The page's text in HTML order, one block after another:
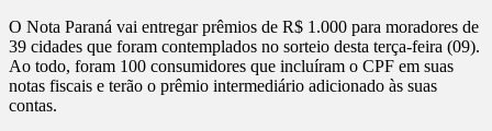
O Nota Paraná vai entregar prêmios de R$ 1.000 para moradores de
39 cidades que foram contemplados no sorteio desta terça-feira (09).
Ao todo, foram 100 consumidores que incluíram o CPF em suas
notas fiscais e terão o prêmio intermediário adicionado às suas
contas.